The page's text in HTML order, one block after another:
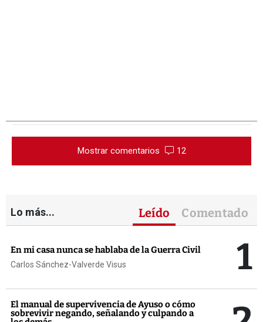
Mostrar comentarios 12
Lo más... Leído Comentado
En mi casa nunca se hablaba de la Guerra Civil
Carlos Sánchez-Valverde Visus 1
El manual de supervivencia de Ayuso o cómo
sobrevivir negando, señalando y culpando a